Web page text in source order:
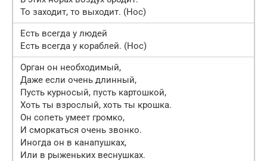
То заходит, то выходит. (Нос)
Есть всегда у людей
Есть всегда у кораблей. (Нос)
Орган он необходимый,
Даже если очень длинный,
Пусть курносый, пусть картошкой,
Хоть ты взрослый, хоть ты крошка.
Он сопеть умеет громко,
И сморкаться очень звонко.
Иногда он в канапушках,
Или в рыженьких веснушках.